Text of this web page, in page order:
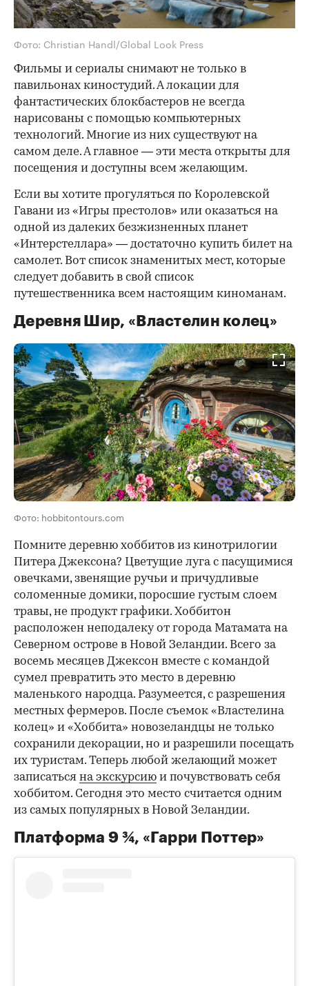
Фото: Christian Handl/Global Look Press
Фильмы и сериалы снимают не только в
павильонах киностудий. А локации для
фантастических блокбастеров не всегда
нарисованы с помощью компьютерных
технологий. Многие из них существуют на
самом деле. А главное — эти места открыты для
посещения и доступны всем желающим.
Если вы хотите прогуляться по Королевской
Гавани из «Игры престолов» или оказаться на
одной из далеких безжизненных планет
«Интерстеллара» — достаточно купить билет на
самолет. Вот список знаменитых мест, которые
следует добавить в свой список
путешественника всем настоящим киноманам.
Деревня Шир, «Властелин колец»
Фото: hobbitontours.com
Помните деревню хоббитов из кинотрилогии
Питера Джексона? Цветущие луга с пасущимися
овечками, звенящие ручьи и причудливые
соломенные домики, поросшие густым слоем
травы, не продукт графики. Хоббитон
расположен неподалеку от города Матамата на
Северном острове в Новой Зеландии. Всего за
восемь месяцев Джексон вместе с командой
сумел превратить это место в деревню
маленького народца. Разумеется, с разрешения
местных фермеров. После съемок «Властелина
колец» и «Хоббита» новозеландцы не только
сохранили декорации, но и разрешили посещать
их туристам. Теперь любой желающий может
записаться на экскурсию и почувствовать себя
хоббитом. Сегодня это место считается одним
из самых популярных в Новой Зеландии.
Платформа 9 ¾, «Гарри Поттер»